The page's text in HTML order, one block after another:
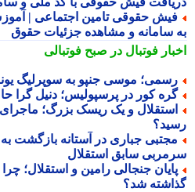
حقوقی تامین اجتماعی | آموزش
سامانه و مشاهده جزئیات حقوق
فوتبال در صبح فوتبالی
موسی جنپو به سوپرلیگ یونان
کور در پرسپولیس؛ دنیل گرا
و یک ریسک بزرگ؛ ماجرای
جباری در آستانه بازگشت به
سابق استقلال
جنجالی رامین و استقلال؛ چرا
شد؟